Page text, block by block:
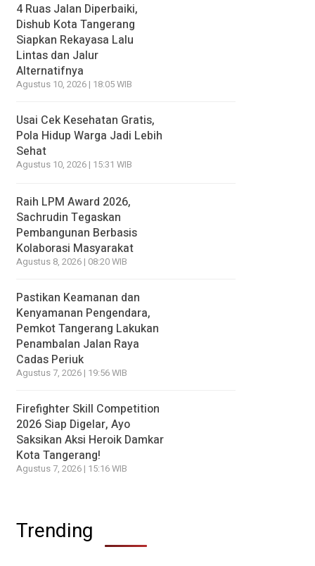
4 Ruas Jalan Diperbaiki,
Dishub Kota Tangerang
Siapkan Rekayasa Lalu
Lintas dan Jalur
Alternatifnya
Agustus 10, 2026 | 18:05 WIB
Usai Cek Kesehatan Gratis,
Pola Hidup Warga Jadi Lebih
Sehat
Agustus 10, 2026 | 15:31 WIB
Raih LPM Award 2026,
Sachrudin Tegaskan
Pembangunan Berbasis
Kolaborasi Masyarakat
Agustus 8, 2026 | 08:20 WIB
Pastikan Keamanan dan
Kenyamanan Pengendara,
Pemkot Tangerang Lakukan
Penambalan Jalan Raya
Cadas Periuk
Agustus 7, 2026 | 19:56 WIB
Firefighter Skill Competition
2026 Siap Digelar, Ayo
Saksikan Aksi Heroik Damkar
Kota Tangerang!
Agustus 7, 2026 | 15:16 WIB
Trending